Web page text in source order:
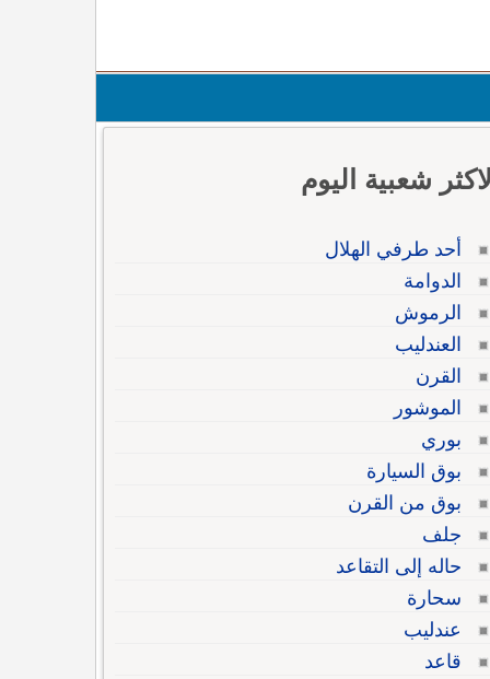
الاكثر شعبية اليوم
أحد طرفي الهلال
الدوامة
الرموش
العندليب
القرن
الموشور
بوري
بوق السيارة
بوق من القرن
جلف
حاله إلى التقاعد
سحارة
عندليب
قاعد